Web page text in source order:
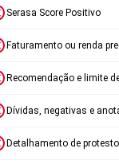
Serasa Score Positivo
Faturamento ou renda
Recomendação e limite
Dívidas, negativas e
Detalhamento de